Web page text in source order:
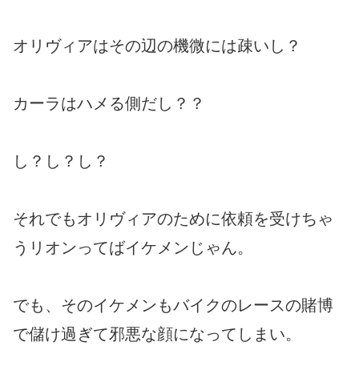
オリヴィアはその辺の機微には疎いし？
カーラはハメる側だし？？
し？し？し？
それでもオリヴィアのために依頼を受けちゃ
うリオンってばイケメンじゃん。
でも、そのイケメンもバイクのレースの賭博
で儲け過ぎて邪悪な顔になってしまい。